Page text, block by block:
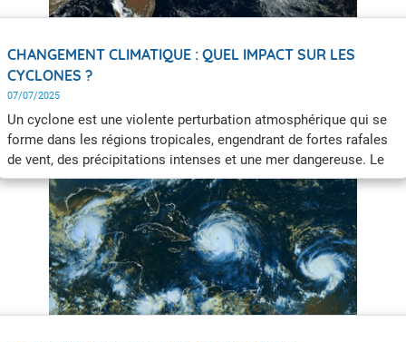
CHANGEMENT CLIMATIQUE : QUEL IMPACT SUR LES
CYCLONES ?
07/07/2025
Un cyclone est une violente perturbation atmosphérique qui se
forme dans les régions tropicales, engendrant de fortes rafales
de vent, des précipitations intenses et une mer dangereuse. Le
changement climatique augmente leur intensité notamment
avec des pluies cycloniques plus intenses.